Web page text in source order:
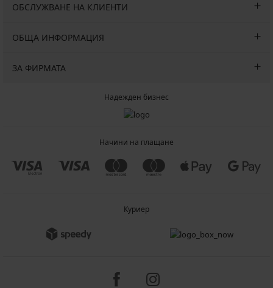
ОБСЛУЖВАНЕ НА КЛИЕНТИ
ОБЩА ИНФОРМАЦИЯ
ЗА ФИРМАТА
Надежден бизнес
Начини на плащане
Куриер